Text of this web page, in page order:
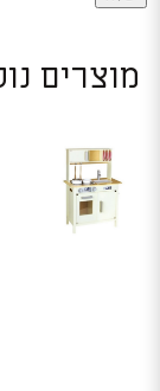
מוצרים